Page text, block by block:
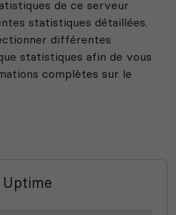
de ce serveur
statistiques détaillées.
différentes
statistiques afin de vous
complètes sur le
Uptime